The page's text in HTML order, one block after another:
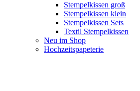
Stempelkissen groß
Stempelkissen klein
Stempelkissen Sets
Textil Stempelkissen
Neu im Shop
Hochzeitspapeterie